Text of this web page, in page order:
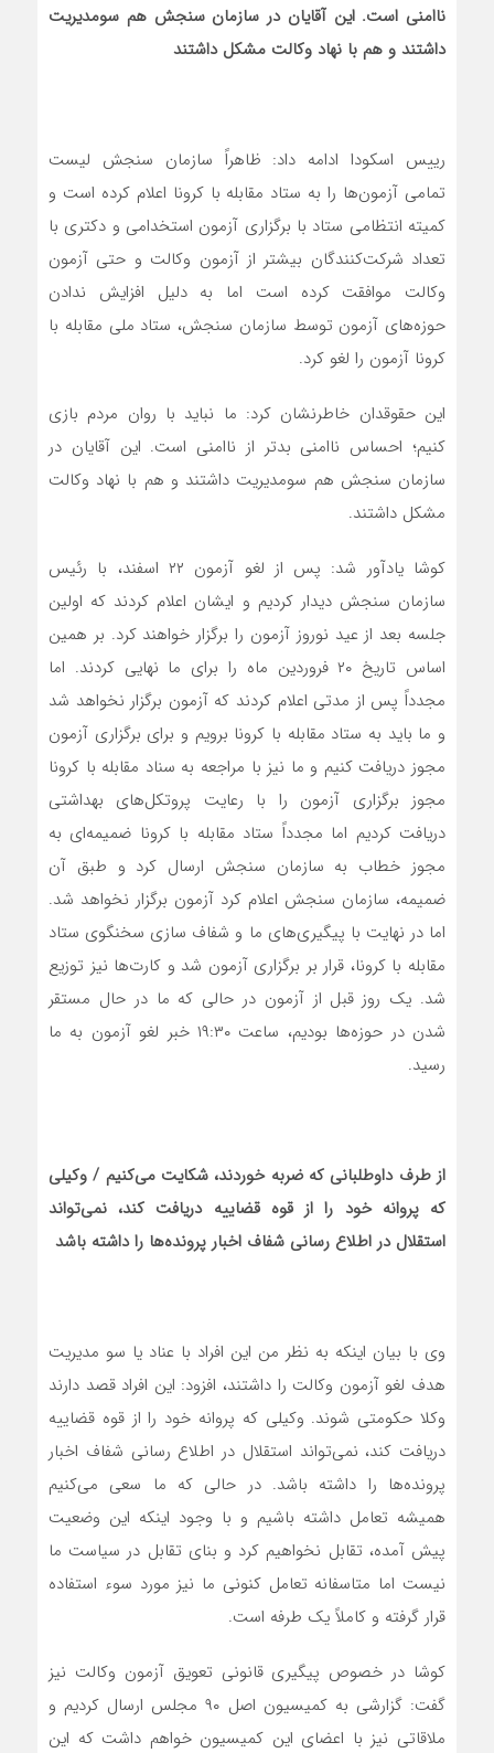
ناامنی است. این آقایان در سازمان سنجش هم سومدیریت
داشتند و هم با نهاد وکالت مشکل داشتند
رییس اسکودا ادامه داد: ظاهراً سازمان سنجش لیست
تمامی آزمون‌ها را به ستاد مقابله با کرونا اعلام کرده است و
کمیته انتظامی ستاد با برگزاری آزمون استخدامی و دکتری با
تعداد شرکت‌کنندگان بیشتر از آزمون وکالت و حتی آزمون
وکالت موافقت کرده است اما به دلیل افزایش ندادن
حوزه‌های آزمون توسط سازمان سنجش، ستاد ملی مقابله با
کرونا آزمون را لغو کرد.
این حقوقدان خاطرنشان کرد: ما نباید با روان مردم بازی
کنیم؛ احساس ناامنی بدتر از ناامنی است. این آقایان در
سازمان سنجش هم سومدیریت داشتند و هم با نهاد وکالت
مشکل داشتند.
کوشا یادآور شد: پس از لغو آزمون ۲۲ اسفند، با رئیس
سازمان سنجش دیدار کردیم و ایشان اعلام کردند که اولین
جلسه بعد از عید نوروز آزمون را برگزار خواهند کرد. بر همین
اساس تاریخ ۲۰ فروردین ماه را برای ما نهایی کردند. اما
مجدداً پس از مدتی اعلام کردند که آزمون برگزار نخواهد شد
و ما باید به ستاد مقابله با کرونا برویم و برای برگزاری آزمون
مجوز دریافت کنیم و ما نیز با مراجعه به سناد مقابله با کرونا
مجوز برگزاری آزمون را با رعایت پروتکل‌های بهداشتی
دریافت کردیم اما مجدداً ستاد مقابله با کرونا ضمیمه‌ای به
مجوز خطاب به سازمان سنجش ارسال کرد و طبق آن
ضمیمه، سازمان سنجش اعلام کرد آزمون برگزار نخواهد شد.
اما در نهایت با پیگیری‌های ما و شفاف سازی سخنگوی ستاد
مقابله با کرونا، قرار بر برگزاری آزمون شد و کارت‌ها نیز توزیع
شد. یک روز قبل از آزمون در حالی که ما در حال مستقر
شدن در حوزه‌ها بودیم، ساعت ۱۹:۳۰ خبر لغو آزمون به ما
رسید.
از طرف داوطلبانی که ضربه خوردند، شکایت می‌کنیم / وکیلی
که پروانه خود را از قوه قضاییه دریافت کند، نمی‌تواند
استقلال در اطلاع رسانی شفاف اخبار پرونده‌ها را داشته باشد
وی با بیان اینکه به نظر من این افراد با عناد یا سو مدیریت
هدف لغو آزمون وکالت را داشتند، افزود: این افراد قصد دارند
وکلا حکومتی شوند. وکیلی که پروانه خود را از قوه قضاییه
دریافت کند، نمی‌تواند استقلال در اطلاع رسانی شفاف اخبار
پرونده‌ها را داشته باشد. در حالی که ما سعی می‌کنیم
همیشه تعامل داشته باشیم و با وجود اینکه این وضعیت
پیش آمده، تقابل نخواهیم کرد و بنای تقابل در سیاست ما
نیست اما متاسفانه تعامل کنونی ما نیز مورد سوء استفاده
قرار گرفته و کاملاً یک طرفه است.
کوشا در خصوص پیگیری قانونی تعویق آزمون وکالت نیز
گفت: گزارشی به کمیسیون اصل ۹۰ مجلس ارسال کردیم و
ملاقاتی نیز با اعضای این کمیسیون خواهم داشت که این